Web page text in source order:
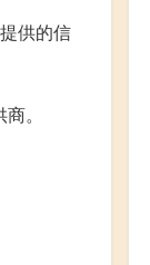
供的信
。